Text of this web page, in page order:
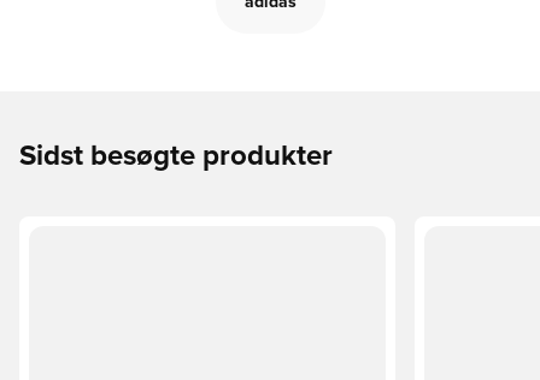
Sidst besøgte produkter